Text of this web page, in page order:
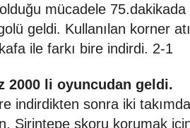
mücadele
geldi. Kullanılan korner
ile farkı bire indirdi. 2-1
2000 li oyuncudan geldi.
indirdikten sonra iki
Şirintepe skoru korumak